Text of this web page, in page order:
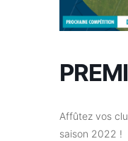
Affûtez vos
saison 2022 !